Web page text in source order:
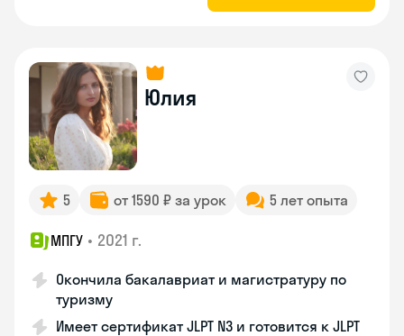
Юлия
5 от 1590 ₽ за урок 5 лет опыта
МПГУ • 2021 г.
Окончила бакалавриат и магистратуру по
туризму
Имеет сертификат JLPT N3 и готовится к JLPT